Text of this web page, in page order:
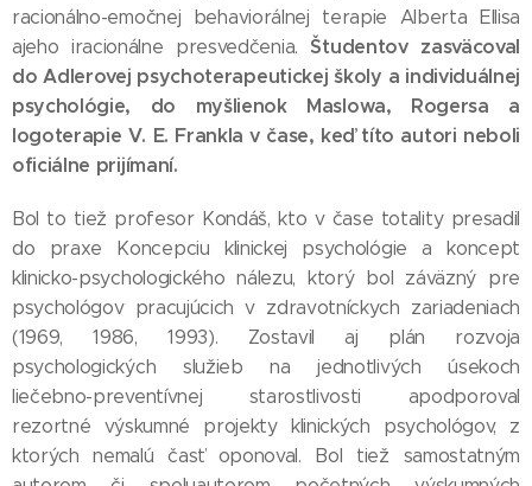
racionálno-emočnej behaviorálnej terapie Alberta Ellisa
ajeho iracionálne presvedčenia. Študentov zasväcoval
do Adlerovej psychoterapeutickej školy a individuálnej
psychológie, do myšlienok Maslowa, Rogersa a
logoterapie V. E. Frankla v čase, keď títo autori neboli
oficiálne prijímaní.
Bol to tiež profesor Kondáš, kto v čase totality presadil
do praxe Koncepciu klinickej psychológie a koncept
klinicko-psychologického nálezu, ktorý bol záväzný pre
psychológov pracujúcich v zdravotníckych zariadeniach
(1969, 1986, 1993). Zostavil aj plán rozvoja
psychologických služieb na jednotlivých úsekoch
liečebno-preventívnej starostlivosti apodporoval
rezortné výskumné projekty klinických psychológov, z
ktorých nemalú časť oponoval. Bol tiež samostatným